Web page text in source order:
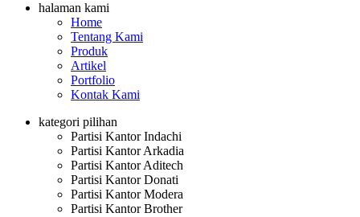
halaman kami
Home
Tentang Kami
Produk
Artikel
Portfolio
Kontak Kami
kategori pilihan
Partisi Kantor Indachi
Partisi Kantor Arkadia
Partisi Kantor Aditech
Partisi Kantor Donati
Partisi Kantor Modera
Partisi Kantor Brother